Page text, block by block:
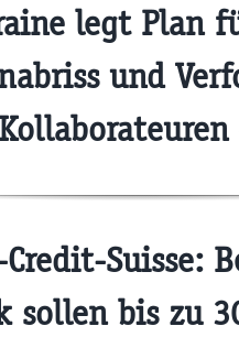
legt Plan
und
Kollaborateuren
Suisse:
sollen bis zu